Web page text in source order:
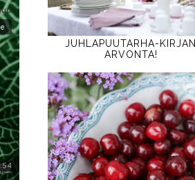
JUHLAPUUTARHA-KIRJAN
ARVONTA!